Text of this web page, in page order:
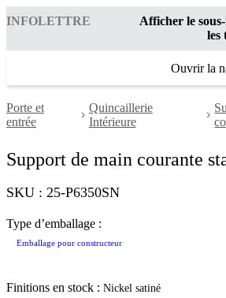
INFOLETTRE
Afficher le
les
Ouvrir la
Porte et
entrée
Quincaillerie
Intérieure
Support de main courante
SKU : 25-P6350SN
Type d’emballage :
Emballage pour constructeur
Finitions en stock : Nickel satiné